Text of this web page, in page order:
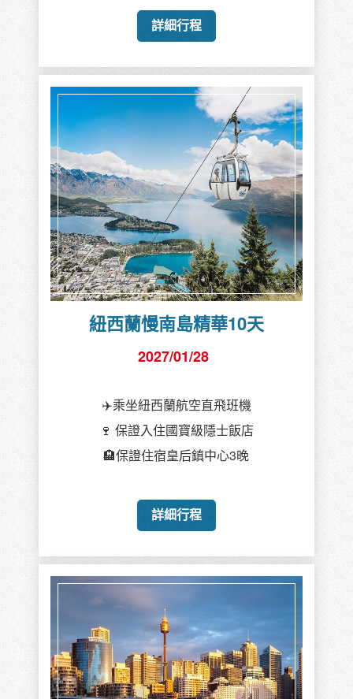
詳細行程
紐西蘭慢南島精華10天
2027/01/28
✈️乘坐紐西蘭航空直飛班機
🍷 保證入住國寶級隱士飯店
🏨保證住宿皇后鎮中心3晚
詳細行程